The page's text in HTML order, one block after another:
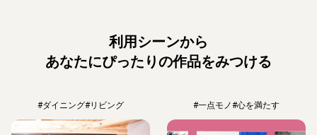
利用シーンから
あなたにぴったりの作品をみつける
#ダイニング#リビング #一点モノ#心を満たす